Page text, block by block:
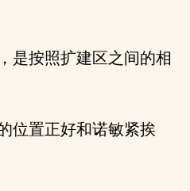
是按照扩建区之间的相
位置正好和诺敏紧挨